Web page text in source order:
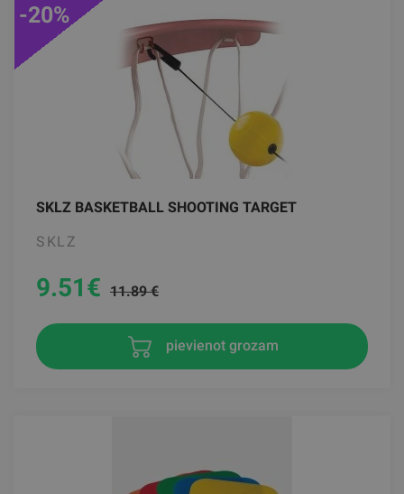
SKLZ BASKETBALL SHOOTING TARGET
SKLZ
-20%
9.51€ 11.89 €
pievienot grozam